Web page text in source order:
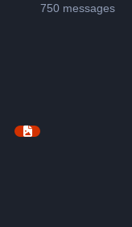
750 messages